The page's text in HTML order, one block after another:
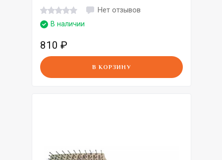
Нет отзывов
В наличии
810 ₽
В КОРЗИНУ